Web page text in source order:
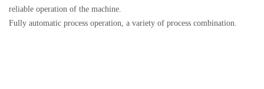
reliable operation of the machine.
Fully automatic process operation, a variety of process combination.